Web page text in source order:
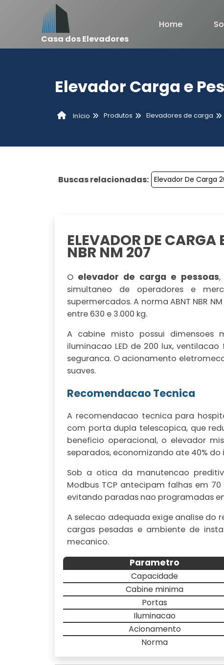
Casa dos Elevadores
Home
Elevador Carga e
Início Produtos Elevadores de carga
Buscas relacionadas: Elevador De Carga
ELEVADOR DE CARGA
NBR NM 207
O elevador de carga e pessoas,
simultaneo de operadores e
supermercados. A norma ABNT NBR
entre 630 e 3.000 kg.
A cabine misto possui dimensoes
iluminacao LED de 200 lux,
seguranca. O acionamento
suaves.
Recomendacao Tecnica
A recomendacao tecnica para
com porta dupla telescopica, que
beneficio operacional, o elevador
separados, economizando ate 40%
Sob a otica da manutencao
Modbus TCP antecipam falhas em
evitando paradas nao programadas
A selecao adequada exige analise do
cargas pesadas e ambiente de
mecanico.
Parametro
Capacidade
Cabine minima
Portas
Iluminacao
Acionamento
Norma